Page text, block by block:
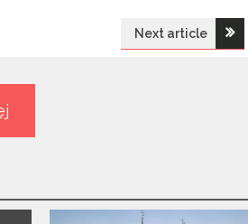
Next article